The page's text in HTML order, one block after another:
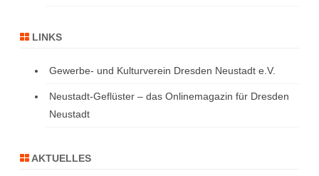
LINKS
Gewerbe- und Kulturverein Dresden Neustadt e.V.
Neustadt-Geflüster – das Onlinemagazin für Dresden
Neustadt
AKTUELLES